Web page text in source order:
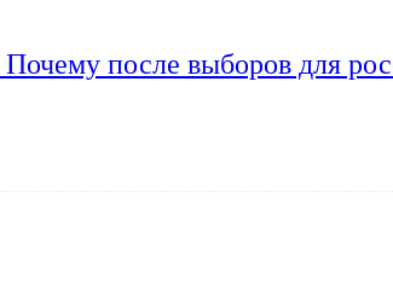
после выборов для